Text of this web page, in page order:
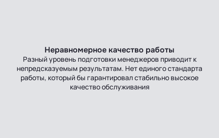
Неравномерное качество работы
Разный уровень подготовки менеджеров приводит к
непредсказуемым результатам. Нет единого стандарта
работы, который бы гарантировал стабильно высокое
качество обслуживания